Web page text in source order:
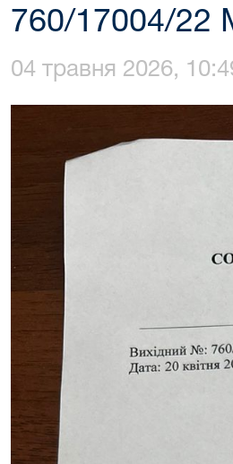
760/17004/22
04 травня 2026,